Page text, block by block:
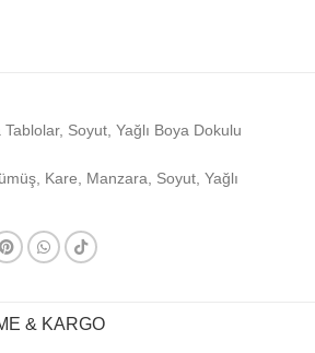
Tablolar, Soyut, Yağlı Boya Dokulu
, Kare, Manzara, Soyut, Yağlı
& KARGO